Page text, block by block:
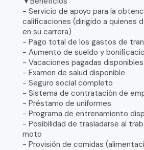
- Servicio de apoyo para la
calificaciones (dirigido a quienes
en su carrera)
- Pago total de los gastos de
- Aumento de sueldo y
- Vacaciones pagadas disponibles
- Examen de salud disponible
- Seguro social completo
- Sistema de contratación de
- Préstamo de uniformes
- Programa de entrenamiento
- Posibilidad de trasladarse al
moto
- Provisión de comidas